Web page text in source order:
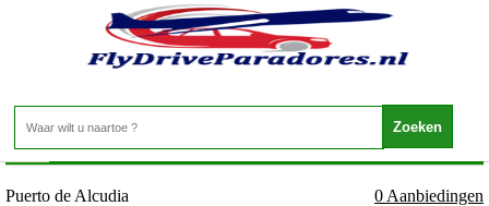
Spanje - Mallorca - Puerto de Alcudia
Home>
Puerto de Alcudia
0 Aanbiedingen